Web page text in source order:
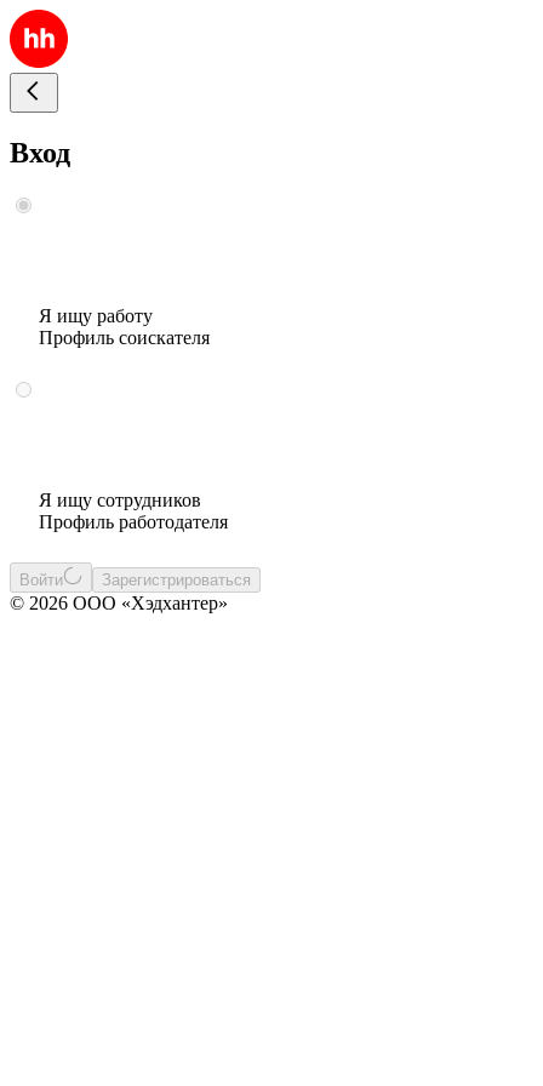
Вход
Я ищу работу
Профиль соискателя
Я ищу сотрудников
Профиль работодателя
Войти Зарегистрироваться
© 2026 ООО «Хэдхантер»